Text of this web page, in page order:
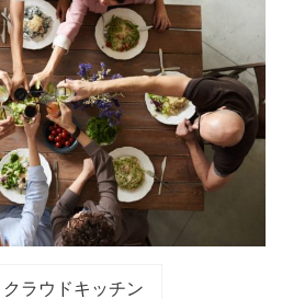
クラウドキッチン